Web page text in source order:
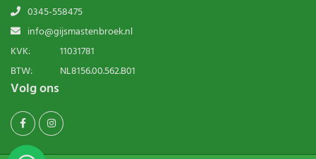
0345-558475
info@gijsmastenbroek.nl
KVK:
11031781
BTW:
NL8156.00.562.B01
Volg ons